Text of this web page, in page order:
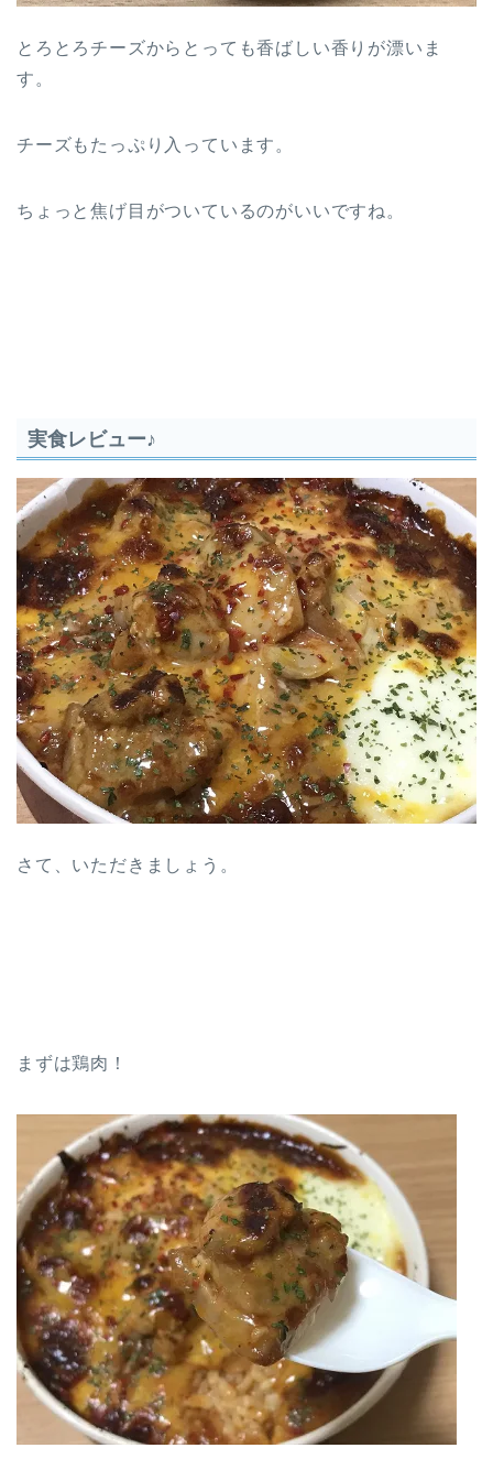
とろとろチーズからとっても香ばしい香りが漂いま
す。
チーズもたっぷり入っています。
ちょっと焦げ目がついているのがいいですね。
実食レビュー♪
さて、いただきましょう。
まずは鶏肉！